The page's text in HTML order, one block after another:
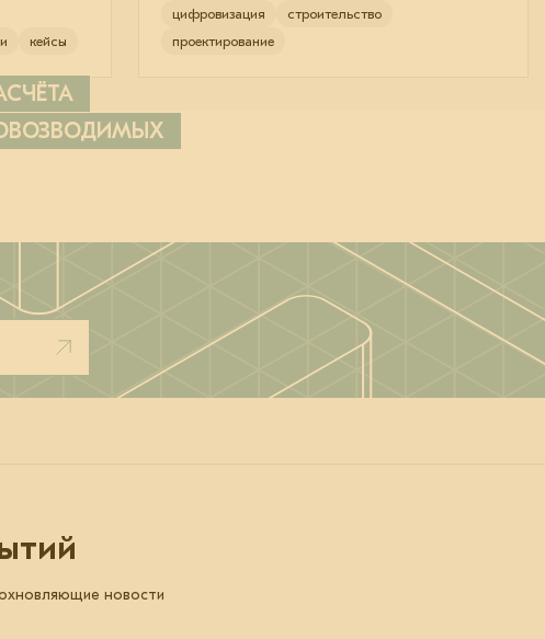
кейсы
цифровизация
строительство
проектирование
новости